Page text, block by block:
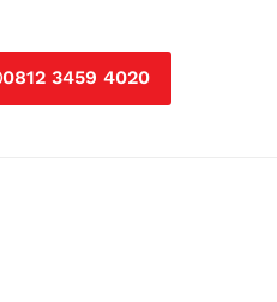
0812 3459 4020